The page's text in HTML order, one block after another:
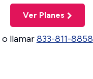
Ver Planes
o llamar833-811-8858